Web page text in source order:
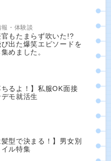
報・体験談
官もたまらず吹いた!?
び出た爆笑エピソードを
めました。
ちるよ！】私服OK面接
モ就活生
髪型で決まる！】男女別
ル特集